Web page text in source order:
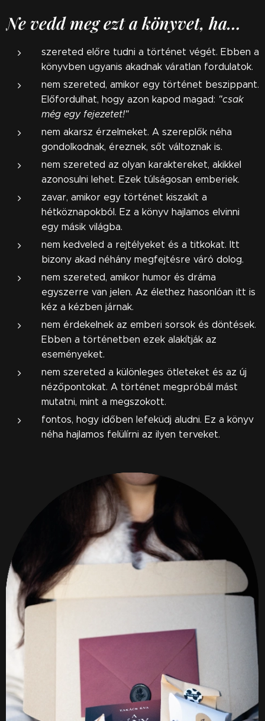
Ne vedd meg ezt a könyvet, ha…
szereted előre tudni a történet végét. Ebben a
könyvben ugyanis akadnak váratlan fordulatok.
nem szereted, amikor egy történet beszippant.
Előfordulhat, hogy azon kapod magad: "csak
még egy fejezetet!"
nem akarsz érzelmeket. A szereplők néha
gondolkodnak, éreznek, sőt változnak is.
nem szereted az olyan karaktereket, akikkel
azonosulni lehet. Ezek túlságosan emberiek.
zavar, amikor egy történet kiszakít a
hétköznapokból. Ez a könyv hajlamos elvinni
egy másik világba.
nem kedveled a rejtélyeket és a titkokat. Itt
bizony akad néhány megfejtésre váró dolog.
nem szereted, amikor humor és dráma
egyszerre van jelen. Az élethez hasonlóan itt is
kéz a kézben járnak.
nem érdekelnek az emberi sorsok és döntések.
Ebben a történetben ezek alakítják az
eseményeket.
nem szereted a különleges ötleteket és az új
nézőpontokat. A történet megpróbál mást
mutatni, mint a megszokott.
fontos, hogy időben lefeküdj aludni. Ez a könyv
néha hajlamos felülírni az ilyen terveket.